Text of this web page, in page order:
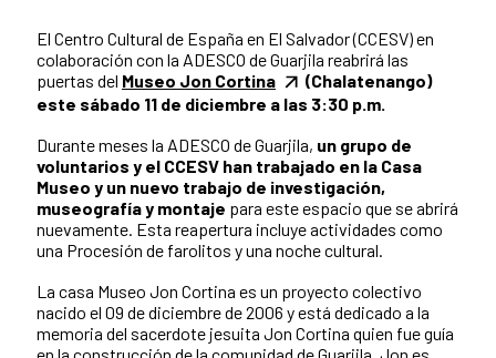
El Centro Cultural de España en El Salvador (CCESV) en
colaboración con la ADESCO de Guarjila reabrirá las
puertas del Museo Jon Cortina
(Chalatenango)
este sábado 11 de diciembre a las 3:30 p.m.
Durante meses la ADESCO de Guarjila, un grupo de
voluntarios y el CCESV han trabajado en la Casa
Museo y un nuevo trabajo de investigación,
museografía y montaje para este espacio que se abrirá
nuevamente. Esta reapertura incluye actividades como
una Procesión de farolitos y una noche cultural.
La casa Museo Jon Cortina es un proyecto colectivo
nacido el 09 de diciembre de 2006 y está dedicado a la
memoria del sacerdote jesuita Jon Cortina quien fue guía